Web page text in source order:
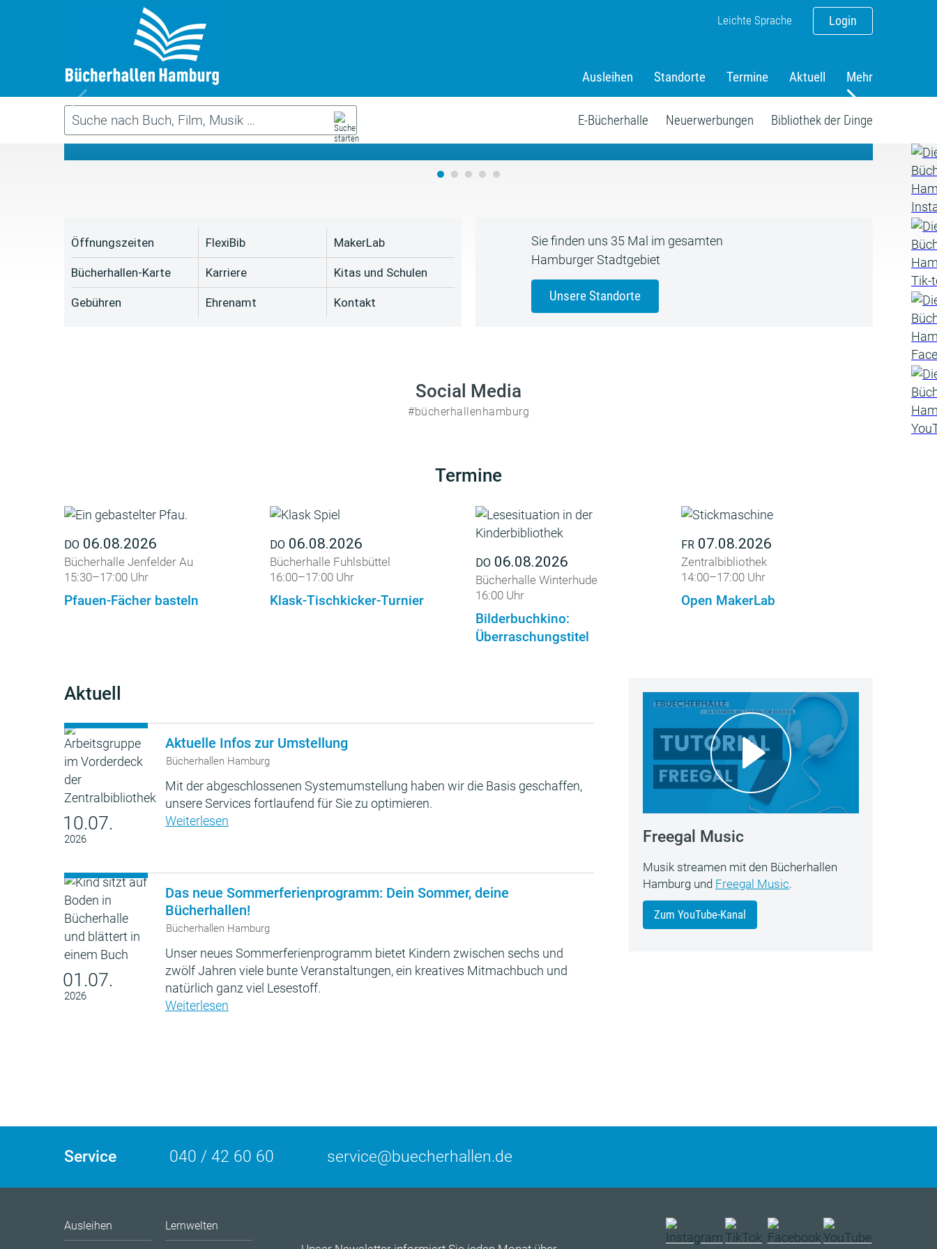
Login
Leichte Sprache
Ausleihen Standorte Termine Aktuell Mehr
E-Bücherhalle Neuerwerbungen Bibliothek der Dinge
Das neue Sommerferienprogramm
Öffnungszeiten
Bücherhallen-Karte
Gebühren
FlexiBib
Karriere
Ehrenamt
MakerLab
Kitas und Schulen
Kontakt
Sie finden uns 35 Mal im gesamten
Hamburger Stadtgebiet
Unsere Standorte
Social Media
#bücherhallenhamburg
Termine
DO 06.08.2026
Bücherhalle Jenfelder Au
15:30–17:00 Uhr
Pfauen-Fächer basteln
DO 06.08.2026
Bücherhalle Fuhlsbüttel
16:00–17:00 Uhr
Klask-Tischkicker-Turnier
DO 06.08.2026
Bücherhalle Winterhude
16:00 Uhr
Bilderbuchkino:
Überraschungstitel
FR 07.08.2026
Zentralbibliothek
14:00–17:00 Uhr
Open MakerLab
Aktuell
10.07.
2026
Aktuelle Infos zur Umstellung
Bücherhallen Hamburg
Mit der abgeschlossenen Systemumstellung haben wir die Basis geschaffen,
unsere Services fortlaufend für Sie zu optimieren.
Weiterlesen
01.07.
2026
Das neue Sommerferienprogramm: Dein Sommer, deine
Bücherhallen!
Bücherhallen Hamburg
Unser neues Sommerferienprogramm bietet Kindern zwischen sechs und
zwölf Jahren viele bunte Veranstaltungen, ein kreatives Mitmachbuch und
natürlich ganz viel Lesestoff.
Weiterlesen
Freegal Music
Musik streamen mit den Bücherhallen
Hamburg und Freegal Music.
Zum YouTube-Kanal
Service 040 / 42 60 60 service@buecherhallen.de
Ausleihen Lernwelten